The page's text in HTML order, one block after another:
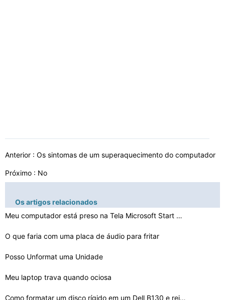
Anterior : Os sintomas de um superaquecimento do computador
Próximo : No
Os artigos relacionados
Meu computador está preso na Tela Microsoft Start Up
O que faria com uma placa de áudio para fritar
Posso Unformat uma Unidade
Meu laptop trava quando ociosa
Como formatar um disco rígido em um Dell B130 e reinst…